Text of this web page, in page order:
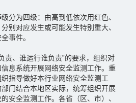
为四级：由高到低依次用红色、
别对应发生或可能发生特别重大、
事件。
、谁运行谁负责”的要求，组织对
息系统开展网络安全监测工作。重
指导做好本行业网络安全监测工
门结合本地区实际，统筹组织开展
安全监测工作。各省（区、市）、